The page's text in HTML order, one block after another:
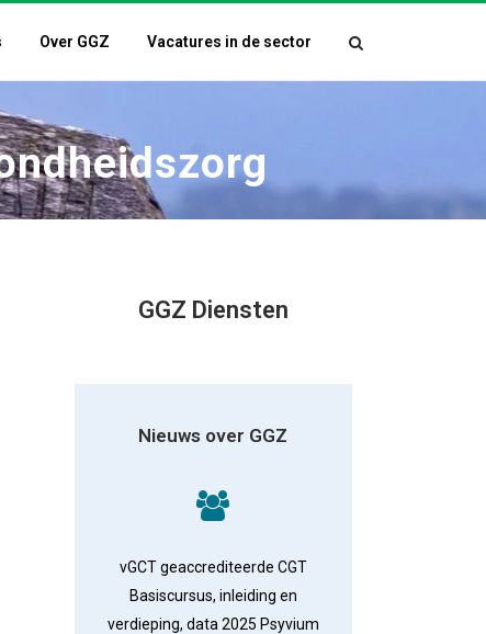
Over GGZ Vacatures in de sector
GGZ Diensten
Nieuws over GGZ
vGCT geaccrediteerde CGT
Basiscursus, inleiding en
verdieping, data 2025 Psyvium